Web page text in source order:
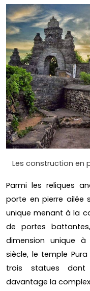
Les construction en
Parmi les reliques
porte en pierre ailée
unique menant à la
de portes
dimension unique à
siècle, le temple
trois statues dont
davantage la